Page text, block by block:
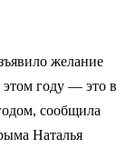
желание
этом году — это в
сообщила
Наталья